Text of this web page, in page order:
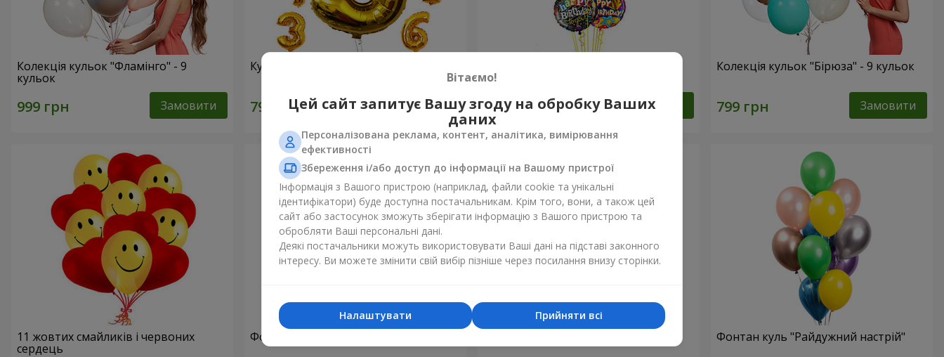
Колекція кульок "Фламінго" - 9
кульок
Замовити
Кульки "Цифри"
Замовити Замовити
Колекція кульок "Бірюза" - 9 кульок
Замовити
11 жовтих смайликів і червоних
сердець
Фонтан куль "Небо" Фонтан куль "Райдужний настрій"
Вітаємо!
Цей сайт запитує Вашу згоду на обробку Ваших
даних
Персоналізована реклама, контент, аналітика, вимірювання
ефективності
Збереження і/або доступ до інформації на Вашому пристрої
Інформація з Вашого пристрою (наприклад, файли cookie та унікальні
ідентифікатори) буде доступна постачальникам. Крім того, вони, а також цей
сайт або застосунок зможуть зберігати інформацію з Вашого пристрою та
обробляти Ваші персональні дані.
Деякі постачальники можуть використовувати Ваші дані на підставі законного
інтересу. Ви можете змінити свій вибір пізніше через посилання внизу сторінки.
Прийняти всі
Налаштувати